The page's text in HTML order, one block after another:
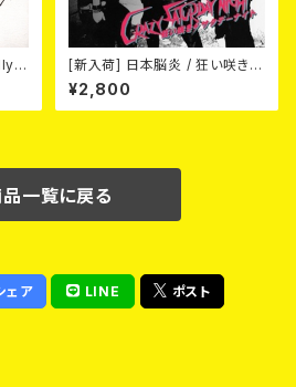
[新入荷] 日本脳炎 / 狂い咲きサ
タデーナイト(CD)
¥2,800
一覧に戻る
ェア LINE ポスト